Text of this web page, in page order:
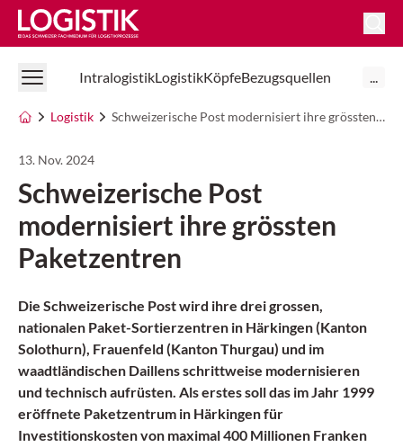
Logistik Online
IntralogistikLogistikKöpfeBezugsquellen ...
Logistik Schweizerische Post modernisiert ihre grössten Paketzentren
13. Nov. 2024
Schweizerische Post
modernisiert ihre grössten
Paketzentren
Die Schweizerische Post wird ihre drei grossen,
nationalen Paket-Sortierzentren in Härkingen (Kanton
Solothurn), Frauenfeld (Kanton Thurgau) und im
waadtländischen Daillens schrittweise modernisieren
und technisch aufrüsten. Als erstes soll das im Jahr 1999
eröffnete Paketzentrum in Härkingen für
Investitionskosten von maximal 400 Millionen Franken